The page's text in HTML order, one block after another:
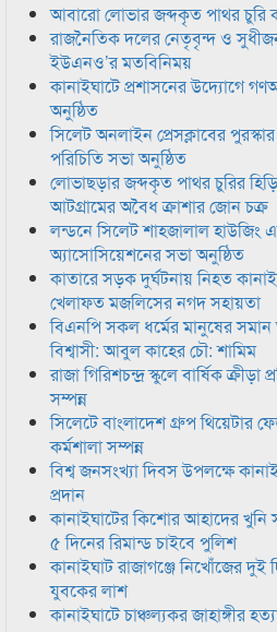
আবারো লোভার জব্দকৃত পাথর চুরি
রাজনৈতিক দলের নেতৃবৃন্দ ও
ইউএনও’র মতবিনিময়
কানাইঘাটে প্রশাসনের উদ্যোগে
অনুষ্ঠিত
সিলেট অনলাইন প্রেসক্লাবের
পরিচিতি সভা অনুষ্ঠিত
লোভাছড়ার জব্দকৃত পাথর চুরির
আটগ্রামের অবৈধ ক্রাশার জোন চক্র
লন্ডনে সিলেট শাহজালাল হাউজিং
অ্যাসোসিয়েশনের সভা অনুষ্ঠিত
কাতারে সড়ক দুর্ঘটনায় নিহত
খেলাফত মজলিসের নগদ সহায়তা
বিএনপি সকল ধর্মের মানুষের
বিশ্বাসী: আবুল কাহের চৌ: শামিম
রাজা গিরিশচন্দ্র স্কুলে বার্ষিক
সম্পন্ন
সিলেটে বাংলাদেশ গ্রুপ থিয়েটার
কর্মশালা সম্পন্ন
বিশ্ব জনসংখ্যা দিবস উপলক্ষে
প্রদান
কানাইঘাটের কিশোর আহাদের
৫ দিনের রিমান্ড চাইবে পুলিশ
কানাইঘাট রাজাগঞ্জে নিখোঁজের
যুবকের লাশ
কানাইঘাটে চাঞ্চল্যকর জাহাঙ্গীর